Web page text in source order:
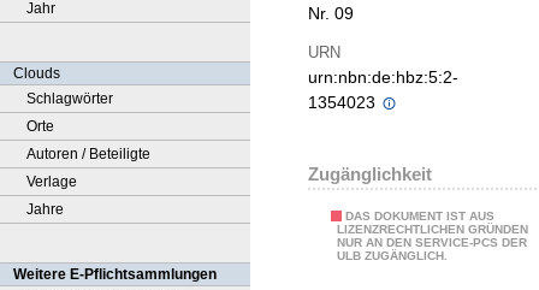
Jahr
Clouds
Schlagwörter
Orte
Autoren / Beteiligte
Verlage
Jahre
Weitere E-Pflichtsammlungen
Nr. 09
URN
urn:nbn:de:hbz:5:2-
1354023
Zugänglichkeit
DAS DOKUMENT IST AUS
LIZENZRECHTLICHEN GRÜNDEN
NUR AN DEN SERVICE-PCS DER
ULB ZUGÄNGLICH.